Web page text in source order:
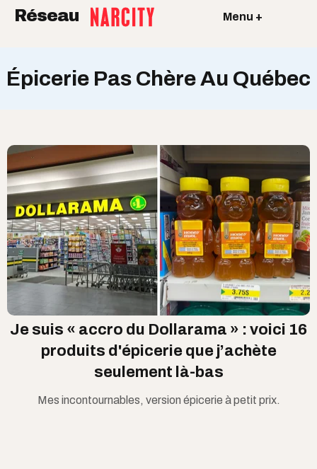
Réseau Menu +
Épicerie Pas Chère Au Québec
Je suis « accro du Dollarama » : voici 16
produits d'épicerie que j’achète
seulement là-bas
Mes incontournables, version épicerie à petit prix.